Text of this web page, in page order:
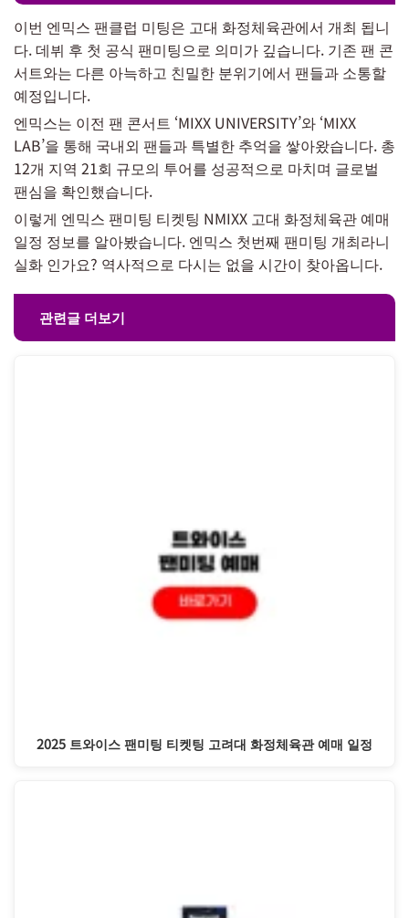
이번 엔믹스 팬클럽 미팅은 고대 화정체육관에서 개최 됩니
다. 데뷔 후 첫 공식 팬미팅으로 의미가 깊습니다. 기존 팬 콘
서트와는 다른 아늑하고 친밀한 분위기에서 팬들과 소통할
예정입니다.
엔믹스는 이전 팬 콘서트 ‘MIXX UNIVERSITY’와 ‘MIXX
LAB’을 통해 국내외 팬들과 특별한 추억을 쌓아왔습니다. 총
12개 지역 21회 규모의 투어를 성공적으로 마치며 글로벌
팬심을 확인했습니다.
이렇게 엔믹스 팬미팅 티켓팅 NMIXX 고대 화정체육관 예매
일정 정보를 알아봤습니다. 엔믹스 첫번째 팬미팅 개최라니
실화 인가요? 역사적으로 다시는 없을 시간이 찾아옵니다.
관련글 더보기
2025 트와이스 팬미팅 티켓팅 고려대 화정체육관 예매 일정